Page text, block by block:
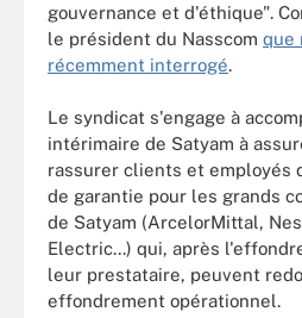
gouvernance et d'éthique".
le président du Nasscom que
récemment interrogé.
Le syndicat s'engage à
intérimaire de Satyam à
rassurer clients et employés
de garantie pour les grands
de Satyam (ArcelorMittal,
Electric...) qui, après
leur prestataire, peuvent
effondrement opérationnel.